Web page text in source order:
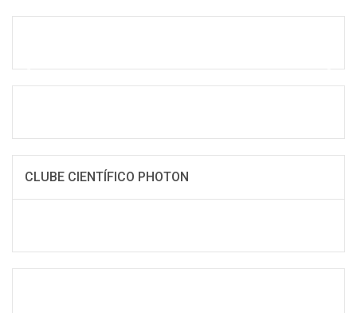
CLUBE CIENTÍFICO PHOTON